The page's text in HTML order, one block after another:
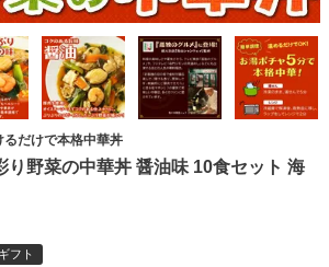
だけで本格中華丼
り野菜の中華丼 醤油味 10食セット 海
フト